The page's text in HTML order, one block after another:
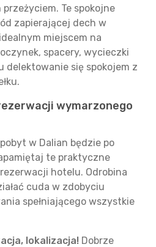
przeżyciem. Te spokojne
zapierającej dech w
miejscem na
spacery, wycieczki
delektowanie się spokojem z
wymarzonego
w Dalian będzie po
te praktyczne
hotelu. Odrobina
cuda w zdobyciu
spełniającego wszystkie
lokalizacja! Dobrze